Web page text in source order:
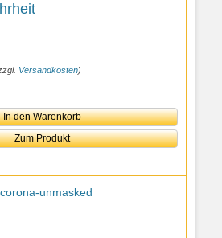
Versandkosten)
In den Warenkorb
Zum Produkt